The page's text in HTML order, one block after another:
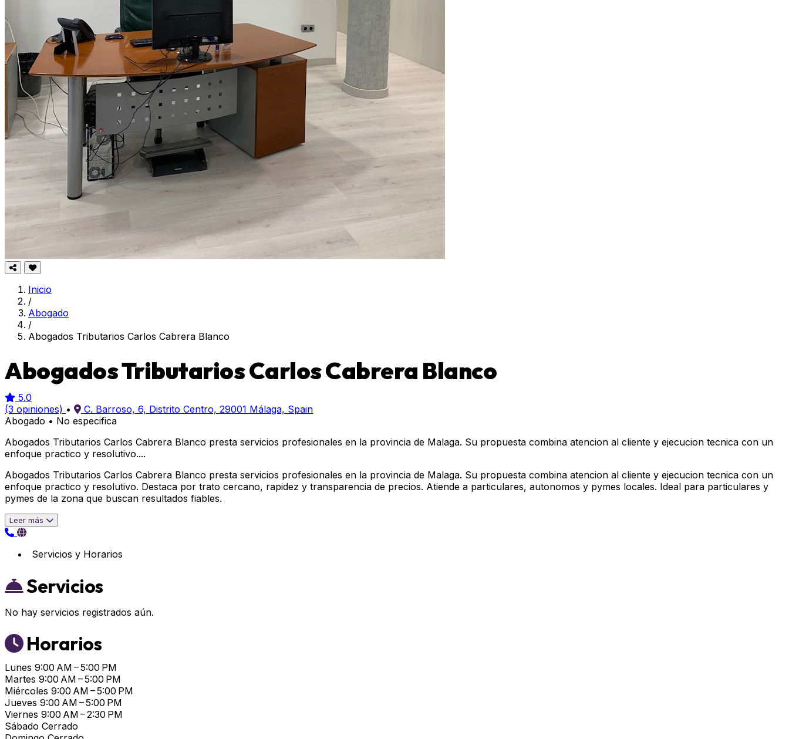
Inicio
/
Abogado
/
Abogados Tributarios Carlos Cabrera Blanco
Abogados Tributarios Carlos Cabrera Blanco
5.0
(3 opiniones) •
C. Barroso, 6, Distrito Centro, 29001 Málaga, Spain
Abogado • No especifica
Abogados Tributarios Carlos Cabrera Blanco presta servicios profesionales en la provincia de Malaga. Su propuesta combina atencion al cliente y ejecucion tecnica con un
enfoque practico y resolutivo....
Abogados Tributarios Carlos Cabrera Blanco presta servicios profesionales en la provincia de Malaga. Su propuesta combina atencion al cliente y ejecucion tecnica con un
enfoque practico y resolutivo. Destaca por trato cercano, rapidez y transparencia de precios. Atiende a particulares, autonomos y pymes locales. Ideal para particulares y
pymes de la zona que buscan resultados fiables.
Leer más
Servicios y Horarios
Servicios
No hay servicios registrados aún.
Horarios
Lunes 9:00 AM – 5:00 PM
Martes 9:00 AM – 5:00 PM
Miércoles 9:00 AM – 5:00 PM
Jueves 9:00 AM – 5:00 PM
Viernes 9:00 AM – 2:30 PM
Sábado Cerrado